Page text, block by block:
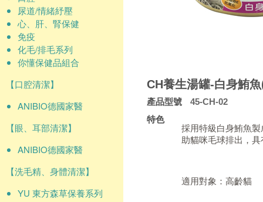
尿道/情緒紓壓
心、肝、腎保健
免疫
化毛/排毛系列
你懂保健品組合
【口腔清潔】
ANIBIO德國家醫
【眼、耳部清潔】
ANIBIO德國家醫
【洗毛精、身體清潔】
YU 東方森草保養系列
CH養生湯罐-白身鮪
產品型號
45-CH-02
特色
採用特級白身鮪魚
助貓咪毛球排出，
適用對象：高齡貓